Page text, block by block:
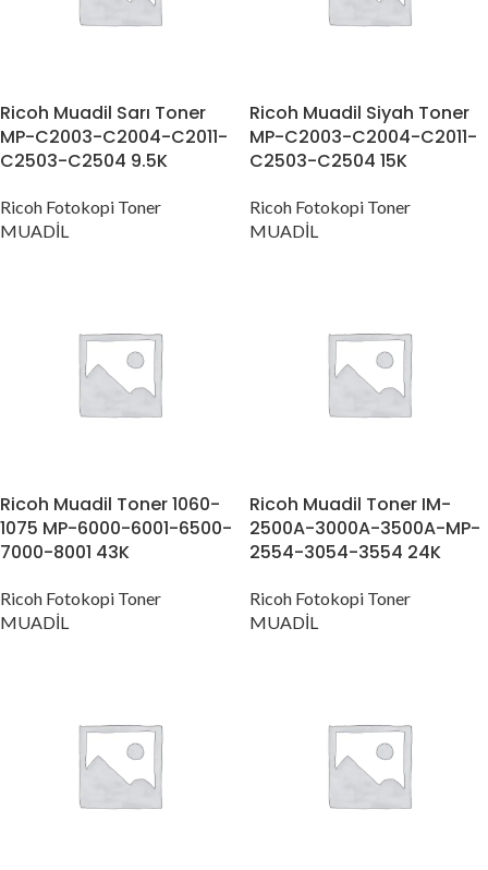
Ricoh Muadil Sarı Toner
MP-C2003-C2004-C2011-
C2503-C2504 9.5K
Ricoh Fotokopi Toner
MUADİL
Ricoh Muadil Siyah Toner
MP-C2003-C2004-C2011-
C2503-C2504 15K
Ricoh Fotokopi Toner
MUADİL
Ricoh Muadil Toner 1060-
1075 MP-6000-6001-6500-
7000-8001 43K
Ricoh Fotokopi Toner
MUADİL
Ricoh Muadil Toner IM-
2500A-3000A-3500A-MP-
2554-3054-3554 24K
Ricoh Fotokopi Toner
MUADİL